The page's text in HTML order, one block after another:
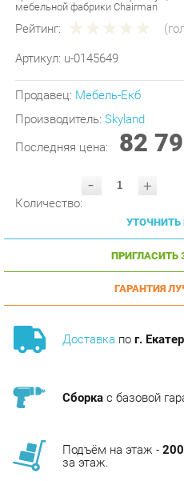
Рейтинг:
Артикул: u-0145649
Производитель:Skyland
Последняя цена: 82
-
УТОЧНИТЬ
ПРИГЛАСИТЬ
ГАРАНТИЯ
Доставкапог.